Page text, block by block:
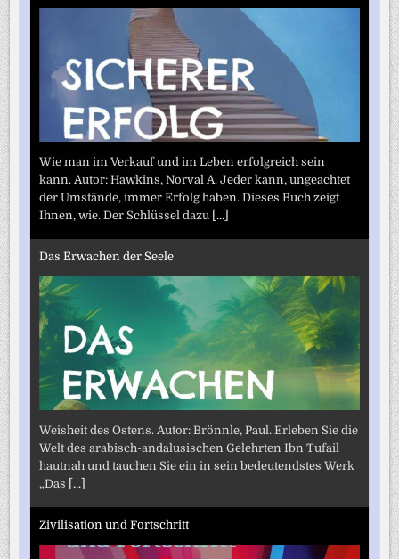
Wie man im Verkauf und im Leben erfolgreich sein
kann. Autor: Hawkins, Norval A. Jeder kann, ungeachtet
der Umstände, immer Erfolg haben. Dieses Buch zeigt
Ihnen, wie. Der Schlüssel dazu [...]
Das Erwachen der Seele
Weisheit des Ostens. Autor: Brönnle, Paul. Erleben Sie die
Welt des arabisch-andalusischen Gelehrten Ibn Tufail
hautnah und tauchen Sie ein in sein bedeutendstes Werk
„Das [...]
Zivilisation und Fortschritt